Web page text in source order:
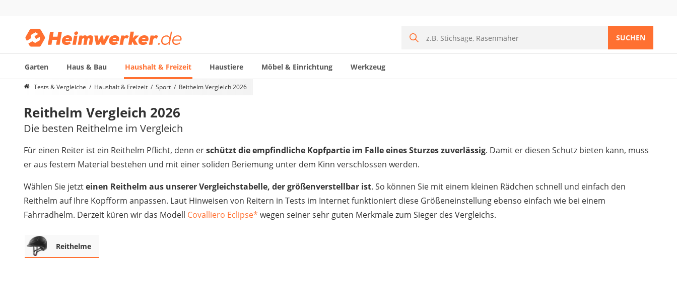
SUCHEN
Garten Haus & Bau Haushalt & Freizeit Haustiere Möbel & Einrichtung Werkzeug
Die beliebtesten Vergleiche nach Kategorie
Diascanner
Walkie-Talkie Kinder
Nachtsichtgerät
Stunt-Scooter
Gusseisen Bräter
Tischgeschirrspüler
Elektronische Dartscheibe
Wildkamera
Beschriftungsgerät
Trinkflasche
Thermokanne
Tests & Vergleiche Haushalt & Freizeit Sport Reithelm Vergleich 2026
Reithelm Vergleich 2026
Die besten Reithelme im Vergleich
Für einen Reiter ist ein Reithelm Pflicht, denn erschützt die empfindliche Kopfpartie im Falle eines Sturzes zuverlässig. Damit er diesen Schutz bieten kann, muss
er aus festem Material bestehen und mit einer soliden Beriemung unter dem Kinn verschlossen werden.
Wählen Sie jetzteinen Reithelm aus unserer Vergleichstabelle, der größenverstellbar ist. So können Sie mit einem kleinen Rädchen schnell und einfach den
Reithelm auf Ihre Kopfform anpassen. Laut Hinweisen von Reitern in Tests im Internet funktioniert diese Größeneinstellung ebenso einfach wie bei einem
Fahrradhelm. Derzeit küren wir das Modell Covalliero Eclipse* wegen seiner sehr guten Merkmale zum Sieger des Vergleichs.
Reithelme